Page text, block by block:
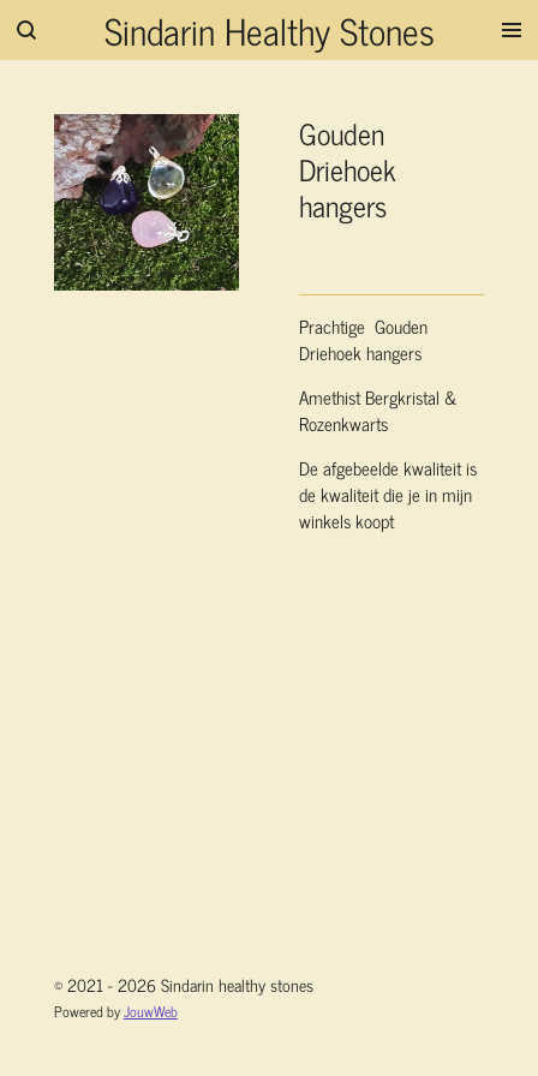
Ga
hoofdinhoud
Sindarin Healthy Stones
Gouden
Driehoek
hangers
Prachtige Gouden
Driehoek hangers
Amethist Bergkristal &
Rozenkwarts
De afgebeelde kwaliteit is
de kwaliteit die je in mijn
winkels koopt
© 2021 - 2026 Sindarin healthy stones
Powered byJouwWeb